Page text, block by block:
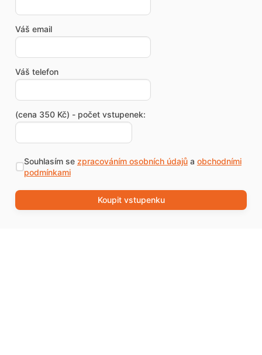
Váš email
Váš telefon
(cena 350 Kč) - počet vstupenek:
Souhlasím se zpracováním osobních údajůa obchodními
podmínkami
Koupit vstupenku